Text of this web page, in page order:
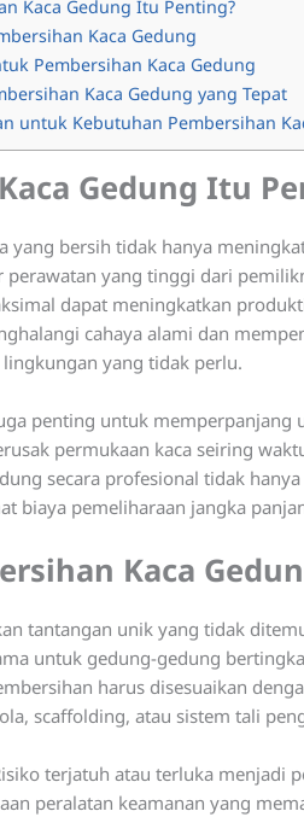
Kaca Gedung Itu Penting?
Kaca Gedung
Pembersihan Kaca Gedung
Kaca Gedung yang Tepat
untuk Kebutuhan Pembersihan
Gedung Itu
yang bersih tidak hanya
yang tinggi dari
dapat meningkatkan
cahaya alami dan
yang tidak perlu.
penting untuk memperpanjang
permukaan kaca seiring
secara profesional tidak
biaya pemeliharaan jangka
Kaca
tantangan unik yang tidak
untuk gedung-gedung
harus disesuaikan
scaffolding, atau sistem tali
terjatuh atau terluka menjadi
peralatan keamanan yang